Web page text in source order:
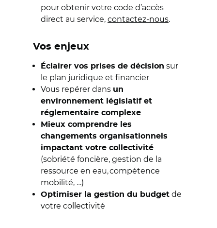
pour obtenir votre code d’accès
direct au service, contactez-nous.
Vos enjeux
Éclairer vos prises de décision sur
le plan juridique et financier
Vous repérer dans un
environnement législatif et
réglementaire complexe
Mieux comprendre les
changements organisationnels
impactant votre collectivité
(sobriété foncière, gestion de la
ressource en eau, compétence
mobilité, …)
Optimiser la gestion du budget de
votre collectivité